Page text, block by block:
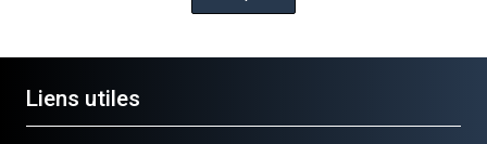
Liens utiles